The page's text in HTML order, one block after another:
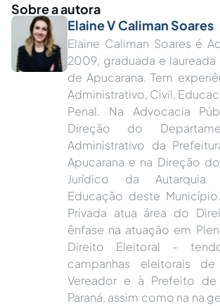
Sobre a autora
Elaine V Caliman Soares
Elaine Caliman Soares é
2009, graduada e
de Apucarana. Tem
Administrativo, Civil,
Penal. Na Advocacia
Direção do
Administrativo da
Apucarana e na Direção
Jurídico da Autarquia
Educação deste
Privada atua área do
ênfase na atuação em
Direito Eleitoral -
campanhas eleitorais
Vereador e à Prefeito
Paraná, assim como na na